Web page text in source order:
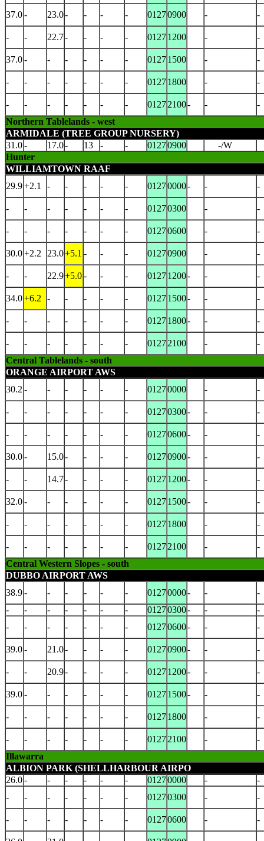
37.0- 23.0- - - - 01270900 - -
- - 22.7- - - - 01271200 - -
37.0- - - - - - 01271500 - -
- - - - - - - 01271800 - -
- - - - - - - 01272100- -
-
Northern Tablelands - west
ARMIDALE (TREE GROUP NURSERY)
31.0- 17.0- 13 - - 01270900
-/W
Hunter
WILLIAMTOWN RAAF
29.9+2.1 - - - - - 01270000- - -
- - - - - - - 01270300 - -
- - - - - - - 01270600 - -
30.0+2.2 23.0+5.1 - - - 01270900 - -
- - 22.9+5.0- - - 01271200- - -
34.0+6.2 - - - - - 01271500- - -
- - - - - - - 01271800- - -
- - - - - - - 01272100 -
-
Central Tablelands - south
ORANGE AIRPORT AWS
30.2 - - - - - - 01270000 - -
- - - - - - - 01270300- - -
- - - - - - - 01270600- - -
30.0- 15.0- - - - 01270900- - -
- - 14.7- - - - 01271200- - -
32.0- - - - - - 01271500- - -
- - - - - - - 01271800 - -
- - - - - - - 01272100 -
-
Central Western Slopes - south
DUBBO AIRPORT AWS
38.9- - - - - - 01270000- -
-
-
- - - - - - 01270300- -
-
-
- - - - - - 01270600- - -
39.0- 21.0- - - - 01270900- - -
- - 20.9- - - - 01271200- - -
39.0- - - - - - 01271500- - -
- - - - - - - 01271800 - -
- - - - - - - 01272100 -
-
Illawarra
ALBION PARK (SHELLHARBOUR AIRPO
26.0- - - - - - 01270000 -
-
-
- - - - - - 01270300 - -
- - - - - - - 01270600 - -